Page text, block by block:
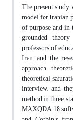
The present
model for Iranian
of purpose, and
grounded
professors of
Iran, and the
approach,
theoretical
interview, and
method in three
MAXQDA 18